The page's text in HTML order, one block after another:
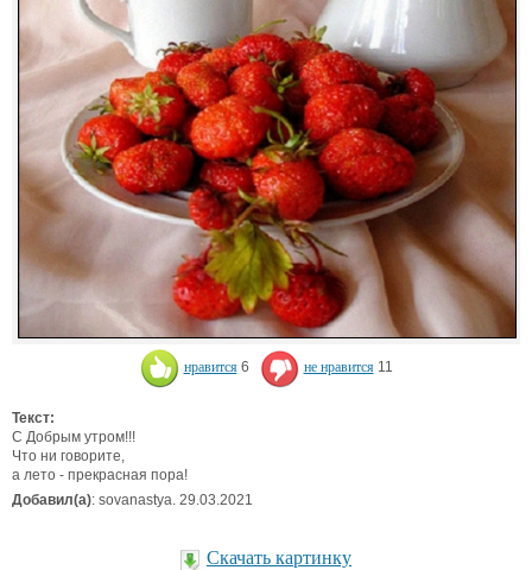
нравится 6 не нравится 11
Текст:
С Добрым утром!!!
Что ни говорите,
а лето - прекрасная пора!
Добавил(а): sovanastya. 29.03.2021
Скачать картинку